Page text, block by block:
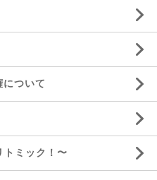
ついて
トミック！〜